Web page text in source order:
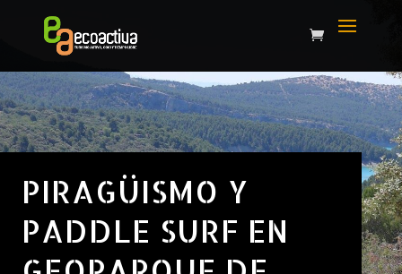
PIRAGÜISMO Y
PADDLE SURF EN